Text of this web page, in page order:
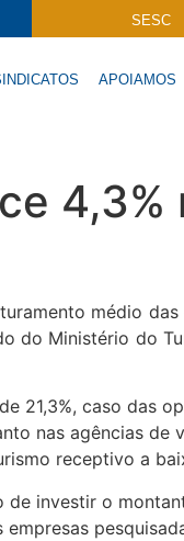
SESC
APOIAMOS
4,3%
médio das
do Ministério do
21,3%, caso das
nas agências de
receptivo a
investir o